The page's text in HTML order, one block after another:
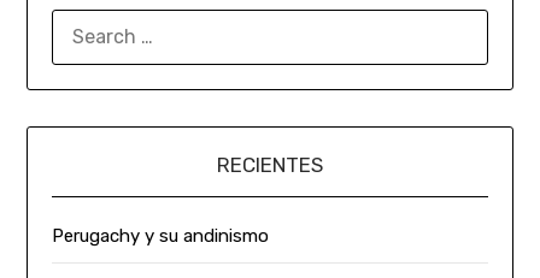
RECIENTES
Perugachy y su andinismo